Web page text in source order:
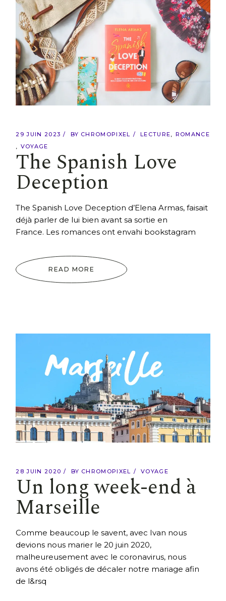
29 JUIN 2023 BY CHROMOPIXEL LECTURE
ROMANCE
VOYAGE
The Spanish Love
Deception
The Spanish Love Deception d’Elena Armas, faisait
déjà parler de lui bien avant sa sortie en
France. Les romances ont envahi bookstagram
READ MORE
28 JUIN 2020 BY CHROMOPIXEL VOYAGE
Un long week-end à
Marseille
Comme beaucoup le savent, avec Ivan nous
devions nous marier le 20 juin 2020,
malheureusement avec le coronavirus, nous
avons été obligés de décaler notre mariage afin
de l&rsq